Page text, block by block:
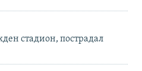
стадион, пострадал